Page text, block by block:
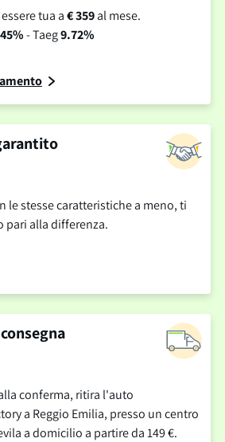
tua a€ 359al mese.
- Taeg9.72%
le stesse caratteristiche a meno, ti
pari alla differenza.
conferma, ritira l'auto
a Reggio Emilia, presso un centro
a domicilio a partire da 149 €.